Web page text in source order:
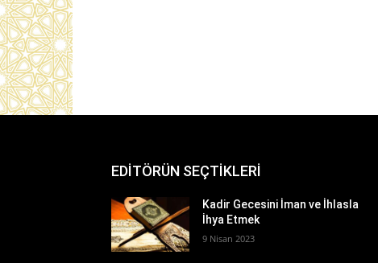
EDİTÖRÜN SEÇTİKLERİ
Kadir Gecesini İman ve İhlasla
İhya Etmek
9 Nisan 2023